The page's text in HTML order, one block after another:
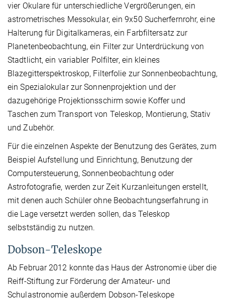
vier Okulare für unterschiedliche Vergrößerungen, ein
astrometrisches Messokular, ein 9x50 Sucherfernrohr, eine
Halterung für Digitalkameras, ein Farbfiltersatz zur
Planetenbeobachtung, ein Filter zur Unterdrückung von
Stadtlicht, ein variabler Polfilter, ein kleines
Blazegitterspektroskop, Filterfolie zur Sonnenbeobachtung,
ein Spezialokular zur Sonnenprojektion und der
dazugehörige Projektionsschirm sowie Koffer und
Taschen zum Transport von Teleskop, Montierung, Stativ
und Zubehör.
Für die einzelnen Aspekte der Benutzung des Gerätes, zum
Beispiel Aufstellung und Einrichtung, Benutzung der
Computersteuerung, Sonnenbeobachtung oder
Astrofotografie, werden zur Zeit Kurzanleitungen erstellt,
mit denen auch Schüler ohne Beobachtungserfahrung in
die Lage versetzt werden sollen, das Teleskop
selbstständig zu nutzen.
Dobson-Teleskope
Ab Februar 2012 konnte das Haus der Astronomie über die
Reiff-Stiftung zur Förderung der Amateur- und
Schulastronomie außerdem Dobson-Teleskope